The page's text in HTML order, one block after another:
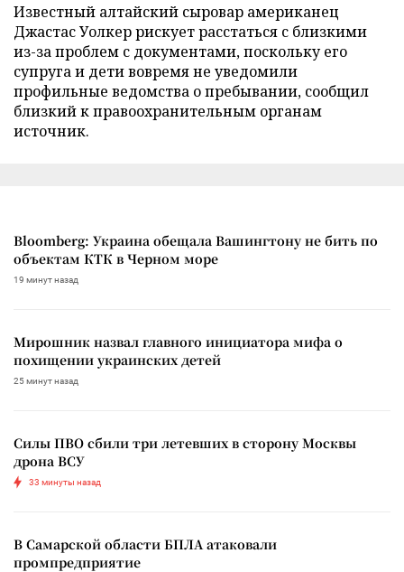
Известный алтайский сыровар американец
Джастас Уолкер рискует расстаться с близкими
из-за проблем с документами, поскольку его
супруга и дети вовремя не уведомили
профильные ведомства о пребывании, сообщил
близкий к правоохранительным органам
источник.
Bloomberg: Украина обещала Вашингтону не бить по
объектам КТК в Черном море
19 минут назад
Мирошник назвал главного инициатора мифа о
похищении украинских детей
25 минут назад
Силы ПВО сбили три летевших в сторону Москвы
дрона ВСУ
33 минуты назад
В Самарской области БПЛА атаковали
промпредприятие